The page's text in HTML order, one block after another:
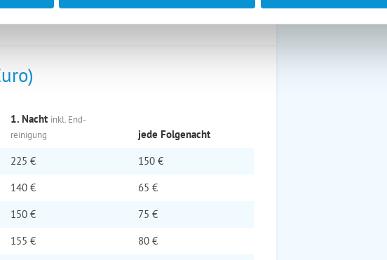
1. Nacht inkl. End­
reinigung
jede Folge­nacht
225 €
150 €
140 €
65 €
150 €
75 €
155 €
80 €